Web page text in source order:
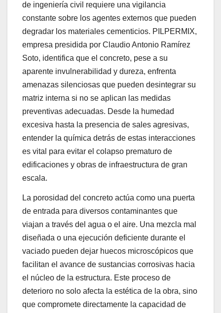
de ingeniería civil requiere una vigilancia
constante sobre los agentes externos que pueden
degradar los materiales cementicios. PILPERMIX,
empresa presidida por Claudio Antonio Ramírez
Soto, identifica que el concreto, pese a su
aparente invulnerabilidad y dureza, enfrenta
amenazas silenciosas que pueden desintegrar su
matriz interna si no se aplican las medidas
preventivas adecuadas. Desde la humedad
excesiva hasta la presencia de sales agresivas,
entender la química detrás de estas interacciones
es vital para evitar el colapso prematuro de
edificaciones y obras de infraestructura de gran
escala.
La porosidad del concreto actúa como una puerta
de entrada para diversos contaminantes que
viajan a través del agua o el aire. Una mezcla mal
diseñada o una ejecución deficiente durante el
vaciado pueden dejar huecos microscópicos que
facilitan el avance de sustancias corrosivas hacia
el núcleo de la estructura. Este proceso de
deterioro no solo afecta la estética de la obra, sino
que compromete directamente la capacidad de